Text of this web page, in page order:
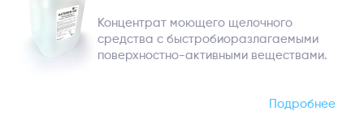
Концентрат моющего щелочного
средства с быстробиоразлагаемыми
поверхностно-активными веществами.
Подробнее